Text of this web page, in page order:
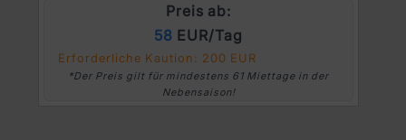
Preis ab:
58 EUR/Tag
Erforderliche Kaution: 200 EUR
*Der Preis gilt für mindestens 61 Miettage in der
Nebensaison!